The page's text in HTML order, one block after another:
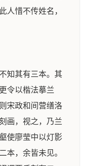
人惜不传姓名，
知其有三本。其
令以楷法摹兰
宋政和间营缮洛
画，视之，乃兰
使廖莹中以灯影
本，余皆未见。